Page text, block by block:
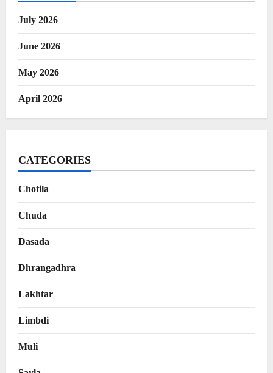
July 2026
June 2026
May 2026
April 2026
CATEGORIES
Chotila
Chuda
Dasada
Dhrangadhra
Lakhtar
Limbdi
Muli